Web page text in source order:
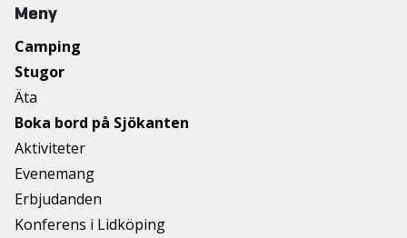
Meny
Camping
Stugor
Äta
Boka bord på Sjökanten
Aktiviteter
Evenemang
Erbjudanden
Konferens i Lidköping